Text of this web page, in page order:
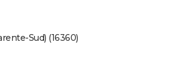
Sud) (16360)